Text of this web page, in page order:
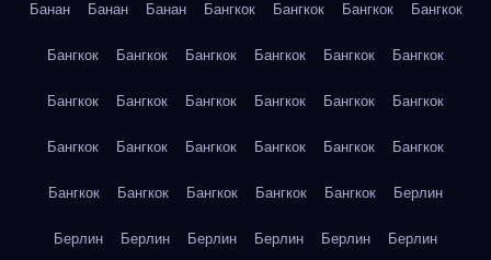
Банан Банан Банан Бангкок Бангкок Бангкок Бангкок
Бангкок Бангкок Бангкок Бангкок Бангкок Бангкок
Бангкок Бангкок Бангкок Бангкок Бангкок Бангкок
Бангкок Бангкок Бангкок Бангкок Бангкок Бангкок
Бангкок Бангкок Бангкок Бангкок Бангкок Берлин
Берлин Берлин Берлин Берлин Берлин Берлин